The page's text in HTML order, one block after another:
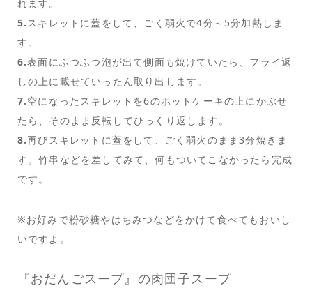
れます。
5. スキレットに蓋をして、ごく弱火で4分～5分加熱しま
す。
6.表面にふつふつ泡が出て側面も焼けていたら、フライ返
しの上に載せていったん取り出します。
7.空になったスキレットを6のホットケーキの上にかぶせ
たら、そのまま反転してひっくり返します。
8.再びスキレットに蓋をして、ごく弱火のまま3分焼きま
す。竹串などを差してみて、何もついてこなかったら完成
です。
※お好みで粉砂糖やはちみつなどをかけて食べてもおいし
いですよ。
『おだんごスープ』の肉団子スープ